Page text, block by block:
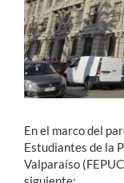
English
En el marco del
Estudiantes de la
Valparaíso